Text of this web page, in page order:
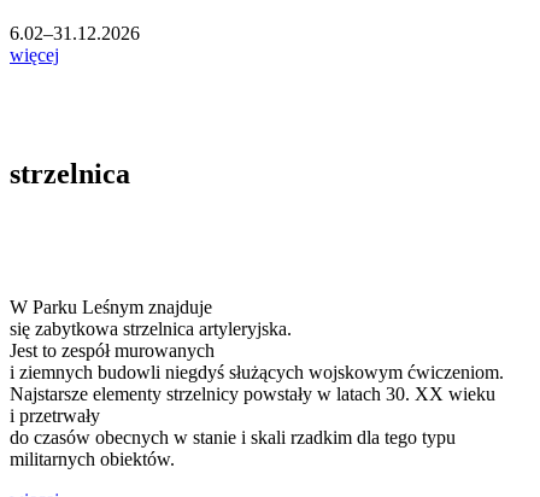
6.02–31.12.2026
więcej
strzelnica
W Parku Leśnym znajduje
się zabytkowa strzelnica artyleryjska.
Jest to zespół murowanych
i ziemnych budowli niegdyś służących wojskowym ćwiczeniom.
Najstarsze elementy strzelnicy powstały w latach 30. XX wieku
i przetrwały
do czasów obecnych w stanie i skali rzadkim dla tego typu
militarnych obiektów.